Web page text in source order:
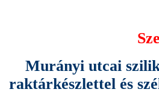
Murányi utcai
raktárkészlettel és